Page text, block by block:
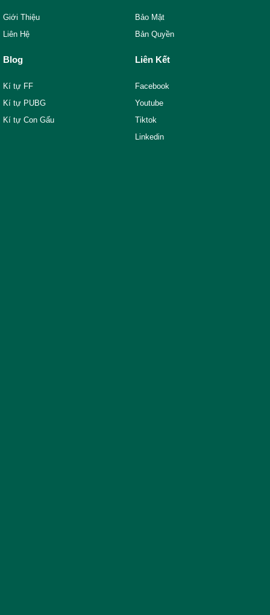
Giới Thiệu
Liên Hệ
Bảo Mật
Bản Quyền
Blog
Kí tự FF
Kí tự PUBG
Kí tự Con Gấu
Liên Kết
Facebook
Youtube
Tiktok
Linkedin